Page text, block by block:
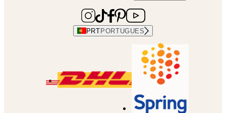
PRTPORTUGUES